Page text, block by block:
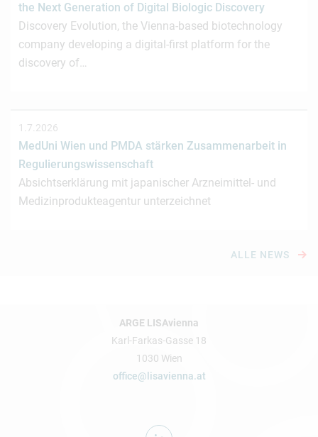
the Next Generation of Digital Biologic Discovery
Discovery Evolution, the Vienna-based biotechnology
company developing a digital-first platform for the
discovery of…
1.7.2026
MedUni Wien und PMDA stärken Zusammenarbeit in
Regulierungswissenschaft
Absichtserklärung mit japanischer Arzneimittel- und
Medizinprodukteagentur unterzeichnet
ALLE NEWS
ARGE LISAvienna
Karl-Farkas-Gasse 18
1030 Wien
office@lisavienna.at